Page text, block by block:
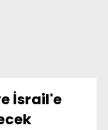
İsrail'e